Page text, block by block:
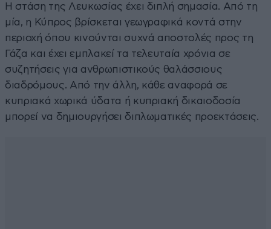
Η στάση της Λευκωσίας έχει διπλή σημασία. Από τη
μία, η Κύπρος βρίσκεται γεωγραφικά κοντά στην
περιοχή όπου κινούνται συχνά αποστολές προς τη
Γάζα και έχει εμπλακεί τα τελευταία χρόνια σε
συζητήσεις για ανθρωπιστικούς θαλάσσιους
διαδρόμους. Από την άλλη, κάθε αναφορά σε
κυπριακά χωρικά ύδατα ή κυπριακή δικαιοδοσία
μπορεί να δημιουργήσει διπλωματικές προεκτάσεις.